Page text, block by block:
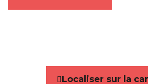
Localiser sur la